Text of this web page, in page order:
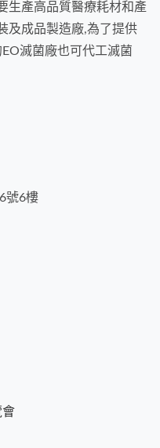
生產高品質醫療耗材和產
及成品製造廠,為了提供
滅菌廠也可代工滅菌
號6樓